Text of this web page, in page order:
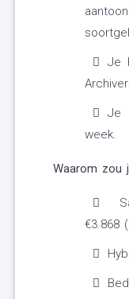
Je
Je
week.
Waarom zou
€3.868